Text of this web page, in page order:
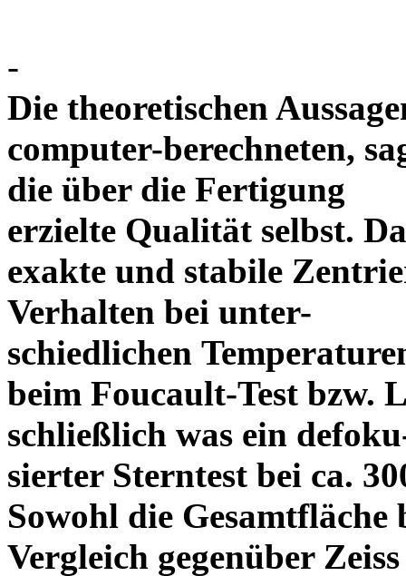
-
Die theoretischen
computer-berechneten,
die über die Fertigung
erzielte Qualität selbst.
exakte und stabile
Verhalten bei unter-
schiedlichen
beim Foucault-Test bzw.
schließlich was ein
sierter Sterntest bei ca.
Sowohl die
Vergleich gegenüber Zeiss